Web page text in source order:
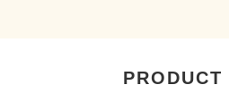
PRODUCT